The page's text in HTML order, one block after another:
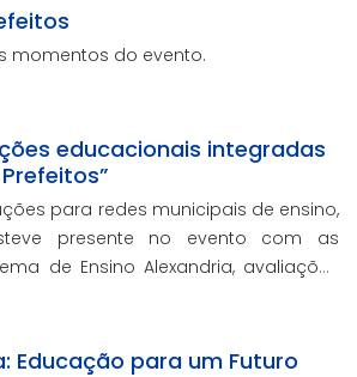
momentos do evento.
educacionais integradas
para redes municipais de ensino,
presente no evento com as
de Ensino Alexandria, avaliações
prefeituras durante ev
Educação para um Futuro